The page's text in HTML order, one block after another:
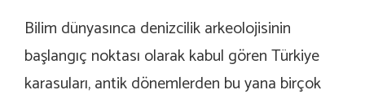
Bilim dünyasınca denizcilik arkeolojisinin
başlangıç noktası olarak kabul gören Türkiye
karasuları, antik dönemlerden bu yana birçok